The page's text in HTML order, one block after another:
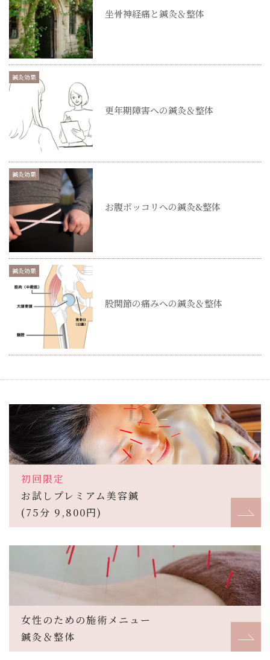
坐骨神経痛と鍼灸＆整体
鍼灸効果
更年期障害への鍼灸＆整体
鍼灸効果
お腹ポッコリへの鍼灸&整体
鍼灸効果
股関節の痛みへの鍼灸＆整体
初回限定
お試しプレミアム美容鍼
(75分 9,800円)
女性のための施術メニュー
鍼灸＆整体